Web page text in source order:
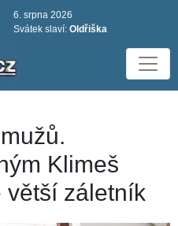
6. srpna 2026
Svátek slaví: Oldřiška
Klimeš
větší záletník